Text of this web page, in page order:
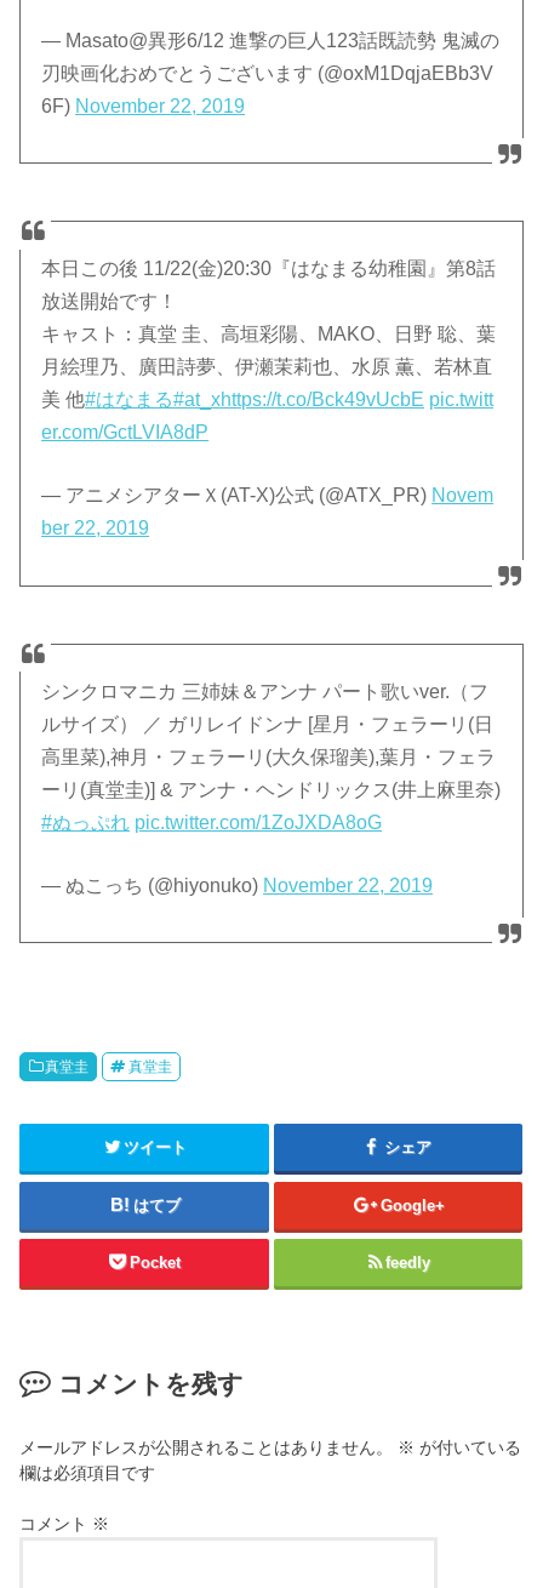
— Masato@異形6/12 進撃の巨人123話既読勢 鬼滅の
刃映画化おめでとうございます (@oxM1DqjaEBb3V
6F) November 22, 2019
本日この後 11/22(金)20:30『はなまる幼稚園』第8話
放送開始です！
キャスト：真堂 圭、高垣彩陽、MAKO、日野 聡、葉
月絵理乃、廣田詩夢、伊瀬茉莉也、水原 薫、若林直
美 他#はなまる#at_xhttps://t.co/Bck49vUcbE pic.twitt
er.com/GctLVIA8dP
— アニメシアターＸ(AT-X)公式 (@ATX_PR) Novem
ber 22, 2019
シンクロマニカ 三姉妹＆アンナ パート歌いver.（フ
ルサイズ） ／ ガリレイドンナ [星月・フェラーリ(日
高里菜),神月・フェラーリ(大久保瑠美),葉月・フェラ
ーリ(真堂圭)] & アンナ・ヘンドリックス(井上麻里奈)
#ぬっぷれ pic.twitter.com/1ZoJXDA8oG
— ぬこっち (@hiyonuko) November 22, 2019
真堂圭 真堂圭
ツイート シェア
はてブ Google+
Pocket feedly
コメントを残す
メールアドレスが公開されることはありません。 ※ が付いている
欄は必須項目です
コメント ※